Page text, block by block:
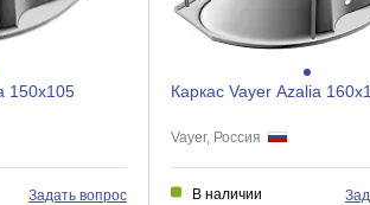
150x105
Задать вопрос
Каркас Vayer Azalia
Vayer, Россия
В наличии